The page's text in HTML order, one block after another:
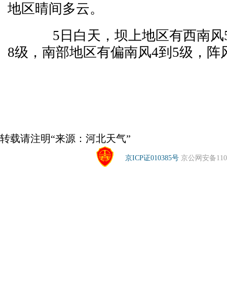
地区晴间多云。
5日白天，坝上地区有西南
8级，南部地区有偏南风4到5级，阵
转载请注明“来源：河北天气”
京ICP证010385号 京公网安备